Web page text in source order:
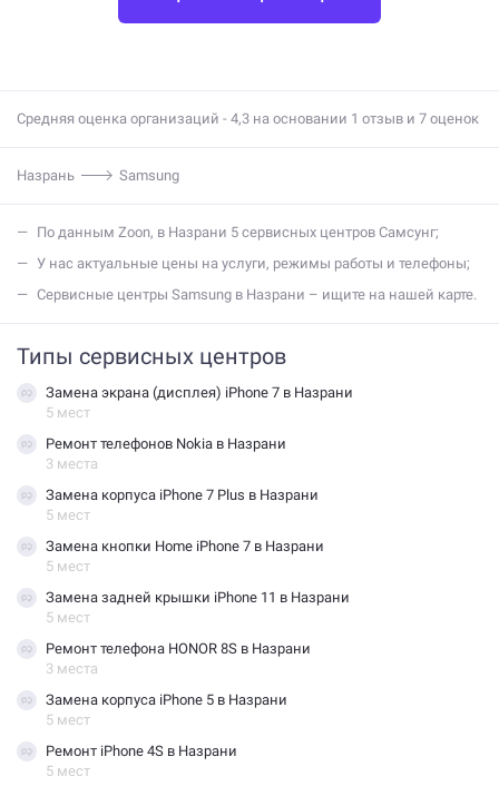
Средняя оценка организаций - 4,3 на основании 1 отзыв и 7 оценок
Назрань Samsung
По данным Zoon, в Назрани 5 сервисных центров Самсунг;
У нас актуальные цены на услуги, режимы работы и телефоны;
Сервисные центры Samsung в Назрани – ищите на нашей карте.
Типы сервисных центров
Замена экрана (дисплея) iPhone 7 в Назрани
5 мест
Ремонт телефонов Nokia в Назрани
3 места
Замена корпуса iPhone 7 Plus в Назрани
5 мест
Замена кнопки Home iPhone 7 в Назрани
5 мест
Замена задней крышки iPhone 11 в Назрани
5 мест
Ремонт телефона HONOR 8S в Назрани
3 места
Замена корпуса iPhone 5 в Назрани
5 мест
Ремонт iPhone 4S в Назрани
5 мест